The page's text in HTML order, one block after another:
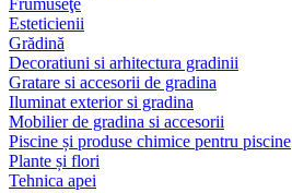
Esteticienii
Grădină
Decoratiuni si arhitectura gradinii
Gratare si accesorii de gradina
Iluminat exterior si gradina
Mobilier de gradina si accesorii
Piscine și produse chimice pentru piscine
Plante și flori
Tehnica apei